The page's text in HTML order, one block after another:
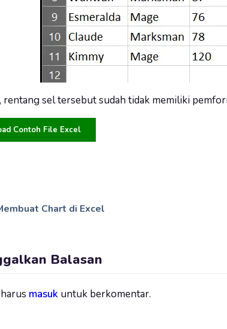
rentang sel tersebut sudah tidak memiliki
Contoh File Excel
Chart di Excel
Balasan
masuk untuk berkomentar.